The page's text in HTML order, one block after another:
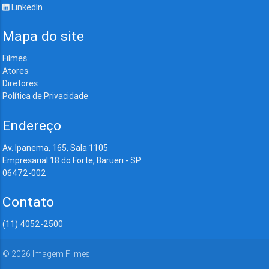
LinkedIn
Mapa do site
Filmes
Atores
Diretores
Política de Privacidade
Endereço
Av. Ipanema, 165, Sala 1105
Empresarial 18 do Forte, Barueri - SP
06472-002
Contato
(11) 4052-2500
© 2026 Imagem Filmes